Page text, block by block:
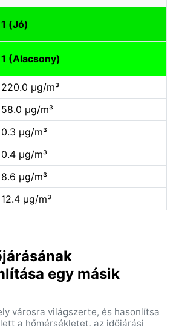
1 (Jó)
1 (Alacsony)
220.0 µg/m³
58.0 µg/m³
0.3 µg/m³
0.4 µg/m³
8.6 µg/m³
12.4 µg/m³
egy másik
városra világszerte, és hasonlítsa
a hőmérsékletet, az időjárási